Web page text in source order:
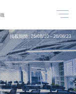
掲載期間 26/08/10～26/08/23